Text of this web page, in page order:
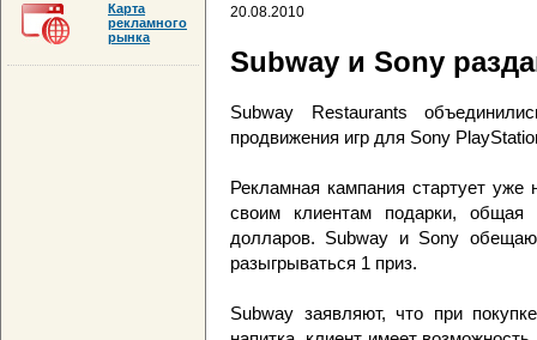
20.08.2010
Subway и Sony
Subway Restaurants
продвижения игр для Sony
Рекламная кампания стартует
своим клиентам подарки, общая
долларов. Subway и Sony
разыгрываться 1 приз.
Subway заявляют, что при
Карта
рекламного
рынка